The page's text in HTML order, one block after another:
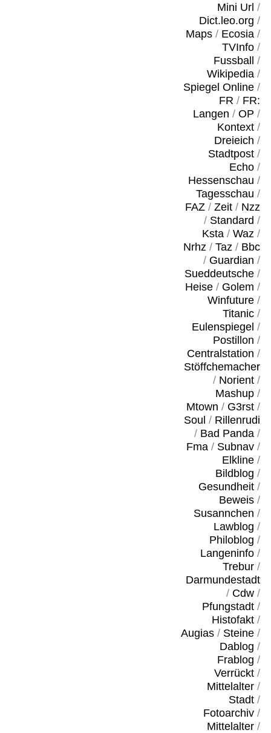
Mini Url /
Dict.leo.org /
Maps/ Ecosia/
TVInfo/
Fussball
/
Wikipedia/
Spiegel Online/
FR / FR:
Langen / OP /
Kontext/
Dreieich /
Stadtpost/
Echo/
Hessenschau /
Tagesschau /
FAZ/ Zeit/ Nzz
/ Standard /
Ksta/ Waz/
Nrhz/ Taz/ Bbc
/ Guardian /
Sueddeutsche/
Heise/ Golem /
Winfuture/
Titanic/
Eulenspiegel /
Postillon /
Centralstation /
Stöffchemacher
/ Norient/
Mashup/
Mtown / G3rst/
Soul / Rillenrudi
/ Bad Panda/
Fma/ Subnav/
Elkline/
Bildblog /
Gesundheit/
Beweis/
Susannchen /
Lawblog /
Philoblog /
Langeninfo/
Trebur/
Darmundestadt
/ Cdw/
Pfungstadt/
Histofakt/
Augias/ Steine/
Dablog /
Frablog /
Verrückt/
Mittelalter/
Stadt/
Fotoarchiv/
Mittelalter/